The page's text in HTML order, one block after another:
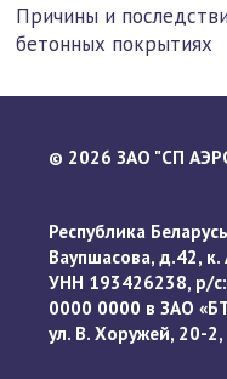
Причины и
бетонных покрытиях
© 2026 ЗАО "СП
Республика
Ваупшасова, д.42, к.
УНН 193426238, р/
0000 0000 в ЗАО
ул. В. Хоружей, 20-2,